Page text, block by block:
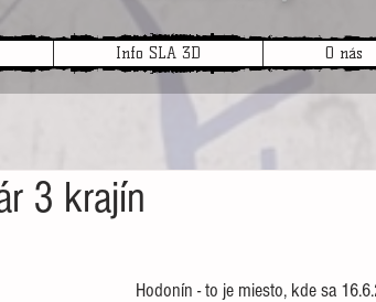
Info SLA 3D O nás
3 krajín
Hodonín - to je miesto, kde sa